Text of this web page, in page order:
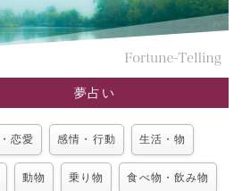
夢占い
恋愛 感情・行動 生活・物
動物 乗り物 食べ物・飲み物